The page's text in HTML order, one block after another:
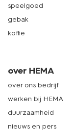
speelgoed
gebak
koffie
over HEMA
over ons bedrijf
werken bij HEMA
duurzaamheid
nieuws en pers